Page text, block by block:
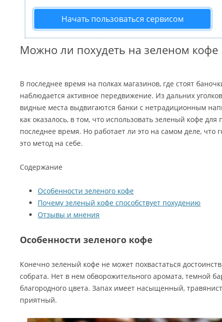
Начать пользоваться сервисом
Можно ли похудеть на зеленом кофе
В последнее время на полках магазинов, где стоят
наблюдается активное передвижение. Из дальних
видные места выдвигаются банки с нетрадиционным
как оказалось, в том, что использовать зеленый кофе
последнее время. Но работает ли это на самом деле, что
это метод на себе.
Содержание
Особенности зеленого кофе
Почему зеленый кофе способствует похудению
Отзывы и мнения
Особенности зеленого кофе
Конечно зеленый кофе не может похвастаться
собрата. Нет в нем обворожительного аромата, темной
благородного цвета. Запах имеет насыщенный,
приятный.